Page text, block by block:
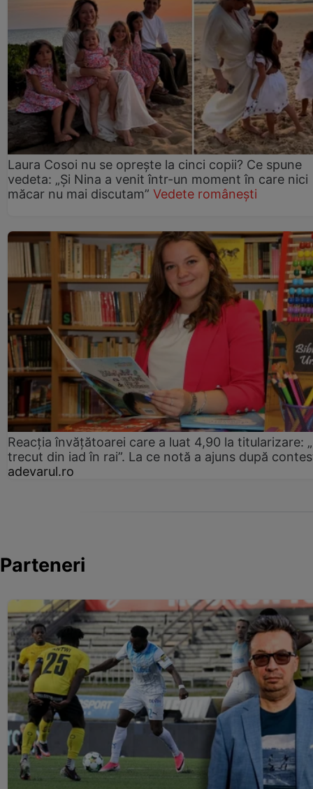
Laura Cosoi nu se oprește la cinci copii? Ce spune
vedeta: „Și Nina a venit într-un moment în care nici
măcar nu mai discutam” Vedete românești
Reacția învățătoarei care a luat 4,90 la titularizare:
trecut din iad în rai”. La ce notă a ajuns după
adevarul.ro
Parteneri